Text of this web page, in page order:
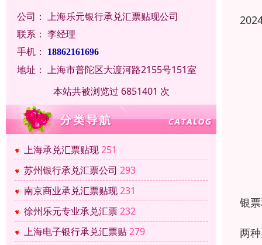
公司： 上海乐元银行承兑汇票贴现公司
联系： 李经理
手机：
18862161696
地址： 上海市普陀区大渡河路2155号151室
本站共被浏览过 6851401 次
上海承兑汇票贴现251
苏州银行承兑汇票公司 293
南京商业承兑汇票贴现231
徐州乐元专业承兑汇票232
上海电子银行承兑汇票贴279
银
两